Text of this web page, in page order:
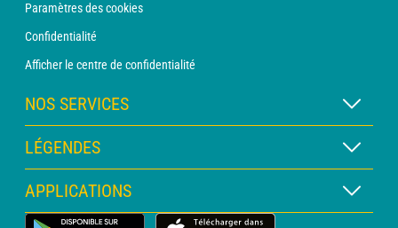
Paramètres des cookies
Confidentialité
Afficher le centre de confidentialité
NOS SERVICES
Abonnement METEO Xpert
Abonnement METEO PRO
Consultation avec un prévisionniste
LÉGENDES
Légende des cartes
Légende des pictogrammes
APPLICATIONS